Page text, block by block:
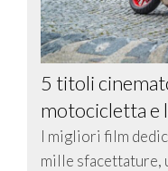
5 titoli
motocicletta e
I migliori film
mille sfacettature,